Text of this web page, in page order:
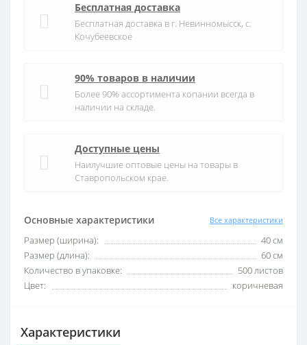
Основные характеристики Все характеристики
Размер (ширина):
40 см
Размер (длина):
60 см
Количество в упаковке:
500 листов
Цвет:
коричневая
Бесплатная доставка
Бесплатная доставка в г. Невинномысск, с.
Кочубеевское
90% товаров в наличии
Более 90% ассортимента копании всегда в
наличии на складе.
Доступные цены
Наилучшие оптовые цены на товары в
Ставропольском крае.
Характеристики